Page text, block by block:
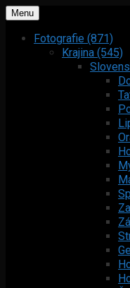
Menu
Fotografie (871)
Krajina (545)